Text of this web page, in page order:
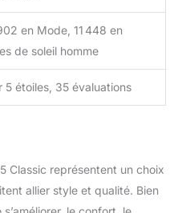
en Mode, 11 448 en
de soleil homme
5 étoiles, 35 évaluations
Classic représentent un choix
allier style et qualité. Bien